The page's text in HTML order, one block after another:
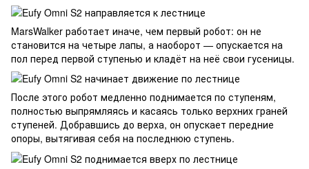
MarsWalker работает иначе, чем первый робот: он не
становится на четыре лапы, а наоборот — опускается на
пол перед первой ступенью и кладёт на неё свои гусеницы.
После этого робот медленно поднимается по ступеням,
полностью выпрямляясь и касаясь только верхних граней
ступеней. Добравшись до верха, он опускает передние
опоры, вытягивая себя на последнюю ступень.